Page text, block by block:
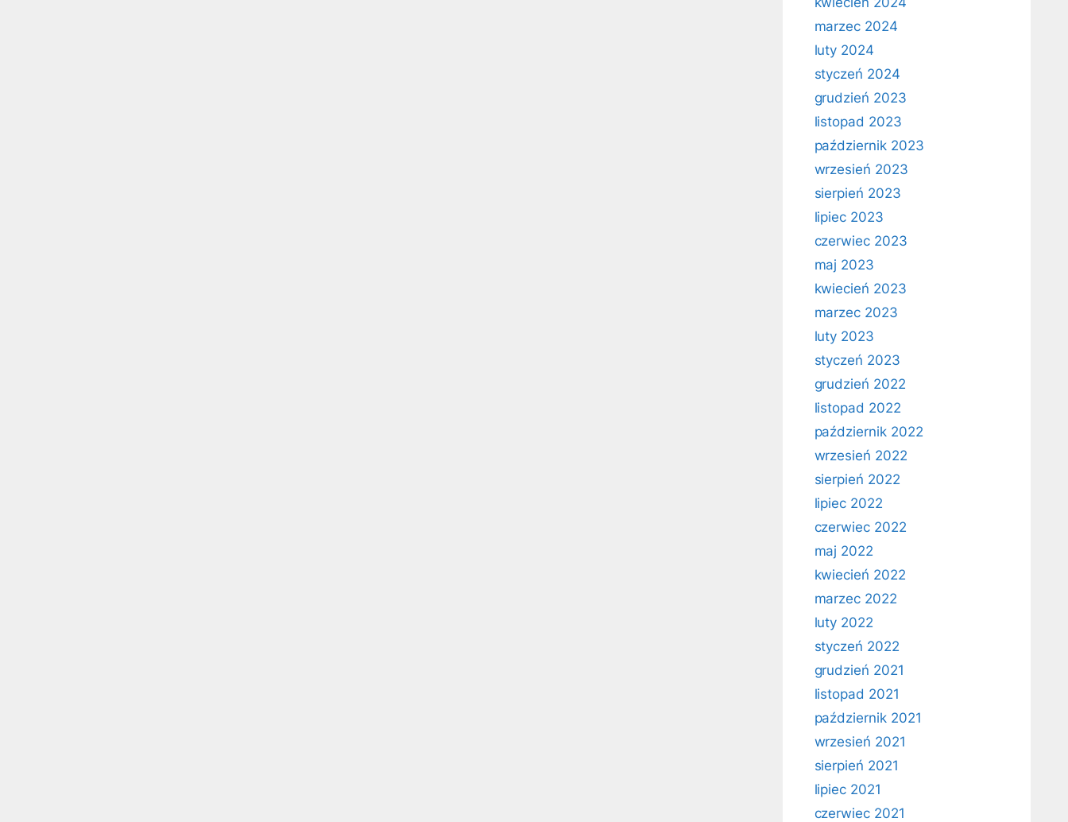
marzec 2024
luty 2024
styczeń 2024
grudzień 2023
listopad 2023
październik 2023
wrzesień 2023
sierpień 2023
lipiec 2023
czerwiec 2023
maj 2023
kwiecień 2023
marzec 2023
luty 2023
styczeń 2023
grudzień 2022
listopad 2022
październik 2022
wrzesień 2022
sierpień 2022
lipiec 2022
czerwiec 2022
maj 2022
kwiecień 2022
marzec 2022
luty 2022
styczeń 2022
grudzień 2021
listopad 2021
październik 2021
wrzesień 2021
sierpień 2021
lipiec 2021
czerwiec 2021